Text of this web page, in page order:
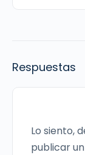
Respuestas
Lo siento,
publicar